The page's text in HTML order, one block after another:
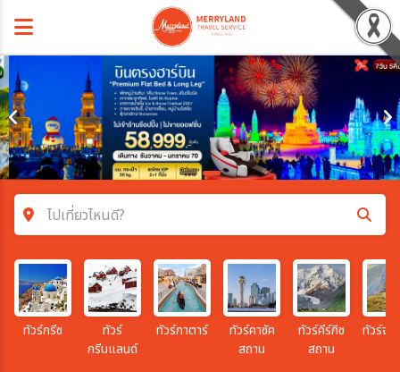
ไปเที่ยวไหนดี?
ค้นหาโปรแกรมทัวร์
คำค้นหา
ทัวร์กรีซ
ทัวร์
กรีนแลนด์
ทัวร์กาตาร์
ทัวร์คาซัค
สถาน
ทัวร์คีร์กีซ
สถาน
ทัวร์จอ